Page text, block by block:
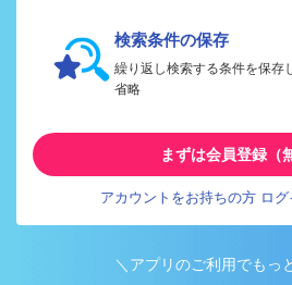
検索条件の保存
繰り返し検索する条件を保存
省略
まずは会員登録（
アカウントをお持ちの方 ログ
＼アプリのご利用でもっ